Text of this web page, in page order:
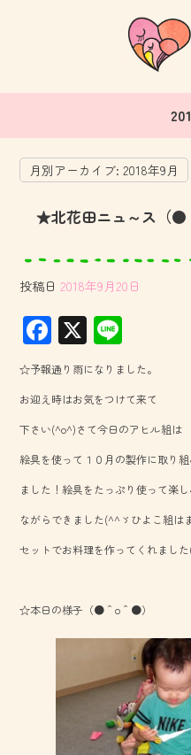
月別アーカイブ:2018年9月
★北花田ニュ～ス（●
投稿日 2018年9月20日
F
ac
e
b
o
ok
X
ne
☆予報通り雨になりました。
お迎え時はお気をつけて来て
下さい(^o^)さて今日のアヒル組は
絵具を使って１０月の製作に取り組
ました！絵具をたっぷり使って楽し
ながらできました(^^ゞひよこ組は
セットでお料理を作ってくれまし
☆本日の様子（●＾o＾●）